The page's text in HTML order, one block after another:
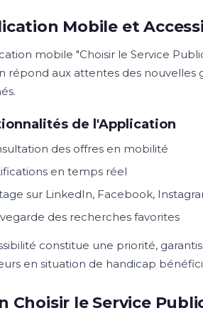
Mobile et
mobile "Choisir le Service
répond aux attentes des
de l'Application
des offres en mobilité
en temps réel
sur LinkedIn, Facebook,
des recherches favorites
constitue une priorité,
en situation de handicap
Choisir le Service